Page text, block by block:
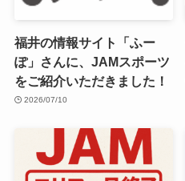
福井の情報サイト「ふー
ぽ」さんに、JAMスポーツ
をご紹介いただきました！
2026/07/10